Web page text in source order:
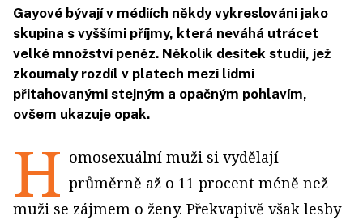
Gayové bývají v médiích někdy vykreslováni jako
skupina s vyššími příjmy, která neváhá utrácet
velké množství peněz. Několik desítek studií, jež
zkoumaly rozdíl v platech mezi lidmi
přitahovanými stejným a opačným pohlavím,
ovšem ukazuje opak.
H omosexuální muži si vydělají
průměrně až o 11 procent méně než
muži se zájmem o ženy. Překvapivě však lesby